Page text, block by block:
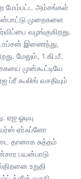
மேம்பட்ட அம்சங்கள்
முறைகளை
வழங்குகிறது.
இணைந்து,
மேலும், 1 கி.மீ.
முன்கூட்டியே
கூலிங் வசதியும்
ஏஐ ஓடியு
ஏர்ஃப்ளோ
தானாக சுத்தம்
பயன்பாடு
உறுதி